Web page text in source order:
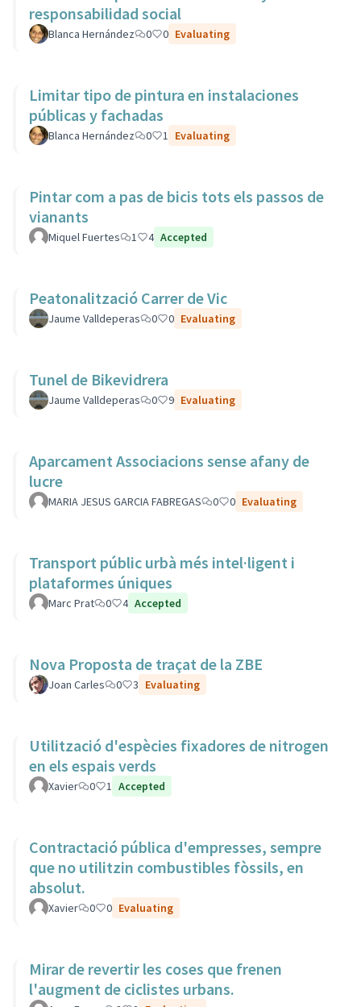
responsabilidad social
Blanca Hernández 0 0 Evaluating
Limitar tipo de pintura en instalaciones
públicas y fachadas
Blanca Hernández 0 1 Evaluating
Pintar com a pas de bicis tots els passos de
vianants
Miquel Fuertes 1 4 Accepted
Peatonalització Carrer de Vic
Jaume Valldeperas 0 0 Evaluating
Tunel de Bikevidrera
Jaume Valldeperas 0 9 Evaluating
Aparcament Associacions sense afany de
lucre
MARIA JESUS GARCIA FABREGAS 0 0 Evaluating
Transport públic urbà més intel·ligent i
plataformes úniques
Marc Prat 0 4 Accepted
Nova Proposta de traçat de la ZBE
Joan Carles 0 3 Evaluating
Utilització d'espècies fixadores de nitrogen
en els espais verds
Xavier 0 1 Accepted
Contractació pública d'empresses, sempre
que no utilitzin combustibles fòssils, en
absolut.
Xavier 0 0 Evaluating
Mirar de revertir les coses que frenen
l'augment de ciclistes urbans.